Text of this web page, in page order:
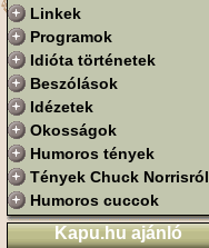
Linkek
Programok
Idióta történetek
Beszólások
Idézetek
Okosságok
Humoros tények
Tények Chuck Norrisról
Humoros cuccok
Kapu.hu ajánló